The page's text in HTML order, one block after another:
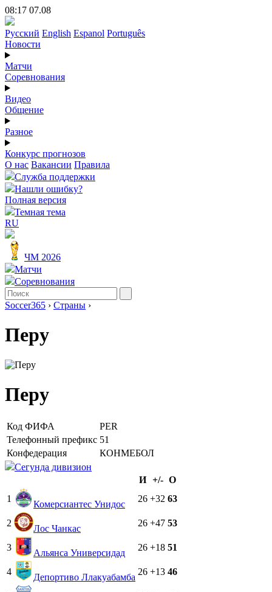
08:17 07.08
Русский English Espanol Português
Новости
Матчи
Соревнования
Видео
Общение
Разное
Конкурс прогнозов
О нас Вакансии Правила
Служба поддержки
Нашли ошибку?
Полная версия
Темная тема
RU
ЧМ 2026
Матчи
Соревнования
Soccer365 › Страны ›
Перу
Перу
Код ФИФА
PER
Телефонный префикс 51
Конфедерация
КОНМЕБОЛ
Сегунда дивизион
И +/- О
1
Комерсиантес Унидос
26 +32 63
2
Лос Чанкас
26 +47 53
3
Альянса Универсидад
26 +18 51
4
Депортиво Ллакуабамба
26 +13 46